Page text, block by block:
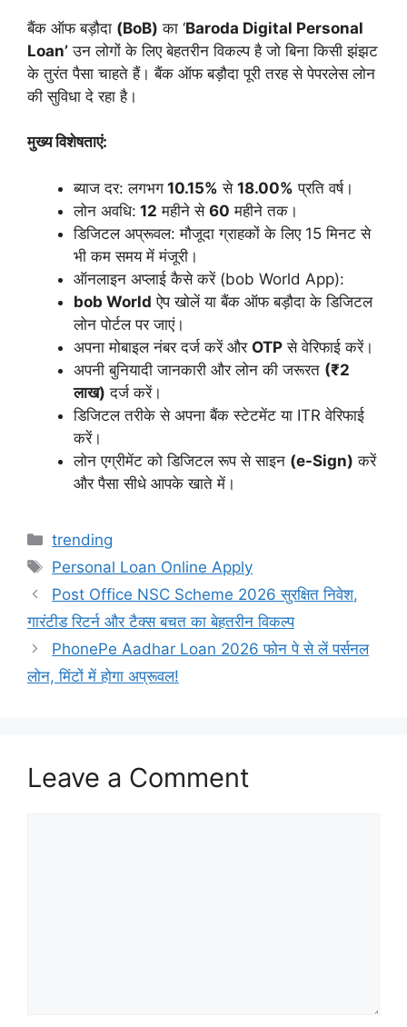
बैंक ऑफ बड़ौदा (BoB) का ‘Baroda Digital Personal
Loan’ उन लोगों के लिए बेहतरीन विकल्प है जो बिना किसी झंझट
के तुरंत पैसा चाहते हैं। बैंक ऑफ बड़ौदा पूरी तरह से पेपरलेस लोन
की सुविधा दे रहा है।
मुख्य विशेषताएं:
ब्याज दर: लगभग 10.15% से 18.00% प्रति वर्ष।
लोन अवधि: 12 महीने से 60 महीने तक।
डिजिटल अप्रूवल: मौजूदा ग्राहकों के लिए 15 मिनट से
भी कम समय में मंजूरी।
ऑनलाइन अप्लाई कैसे करें (bob World App):
bob World ऐप खोलें या बैंक ऑफ बड़ौदा के डिजिटल
लोन पोर्टल पर जाएं।
अपना मोबाइल नंबर दर्ज करें और OTP से वेरिफाई करें।
अपनी बुनियादी जानकारी और लोन की जरूरत (₹2
लाख) दर्ज करें।
डिजिटल तरीके से अपना बैंक स्टेटमेंट या ITR वेरिफाई
करें।
लोन एग्रीमेंट को डिजिटल रूप से साइन (e-Sign) करें
और पैसा सीधे आपके खाते में।
Categories
trending
Tags
Personal Loan Online Apply
Post Office NSC Scheme 2026 सुरक्षित निवेश,
गारंटीड रिटर्न और टैक्स बचत का बेहतरीन विकल्प
PhonePe Aadhar Loan 2026 फोन पे से लें पर्सनल
लोन, मिंटों में होगा अप्रूवल!
Leave a Comment